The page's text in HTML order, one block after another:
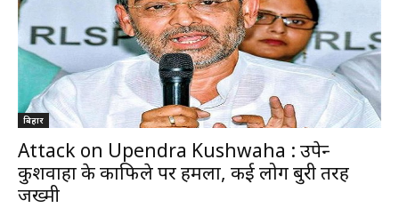
बिहार
Attack on Upendra Kushwaha : उपेन्द्र
कुशवाहा के काफिले पर हमला, कई लोग बुरी तरह
जख्मी